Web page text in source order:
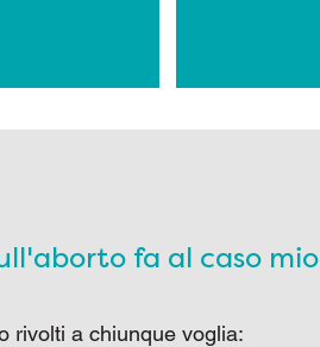
fa al caso
rivolti a chiunque voglia: